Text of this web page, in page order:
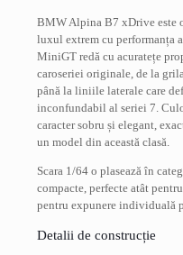
BMW Alpina B7 xDrive este
luxul extrem cu performanța
MiniGT redă cu acuratețe
caroseriei originale, de la
până la liniile laterale care
inconfundabil al seriei 7.
caracter sobru și elegant,
un model din această clasă.
Scara 1/64 o plasează în
compacte, perfecte atât
pentru expunere individuală
Detalii de construcție